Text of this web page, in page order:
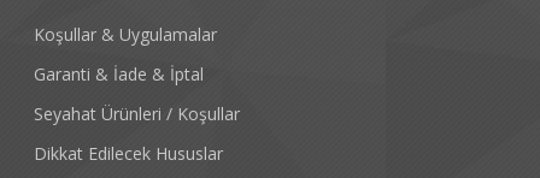
Koşullar & Uygulamalar
Garanti & İade & İptal
Seyahat Ürünleri / Koşullar
Dikkat Edilecek Hususlar